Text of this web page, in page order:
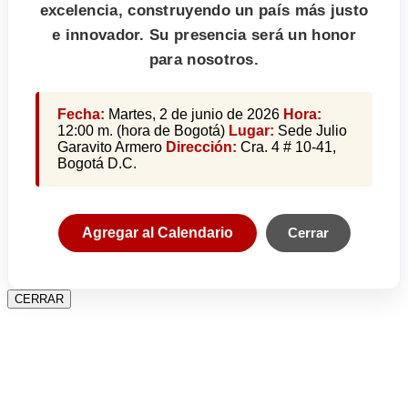
excelencia, construyendo un país más justo
e innovador. Su presencia será un honor
para nosotros.
Fecha: Martes, 2 de junio de 2026 Hora:
12:00 m. (hora de Bogotá) Lugar: Sede Julio
Garavito Armero Dirección: Cra. 4 # 10-41,
Bogotá D.C.
Agregar al Calendario Cerrar
CERRAR